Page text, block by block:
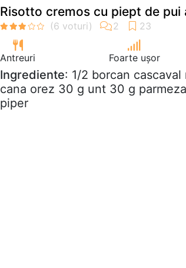
Risotto cremos cu piept de pui
Antreuri Foarte ușor
Ingrediente: 1/2 borcan
cana orez 30 g unt 30 g
piper